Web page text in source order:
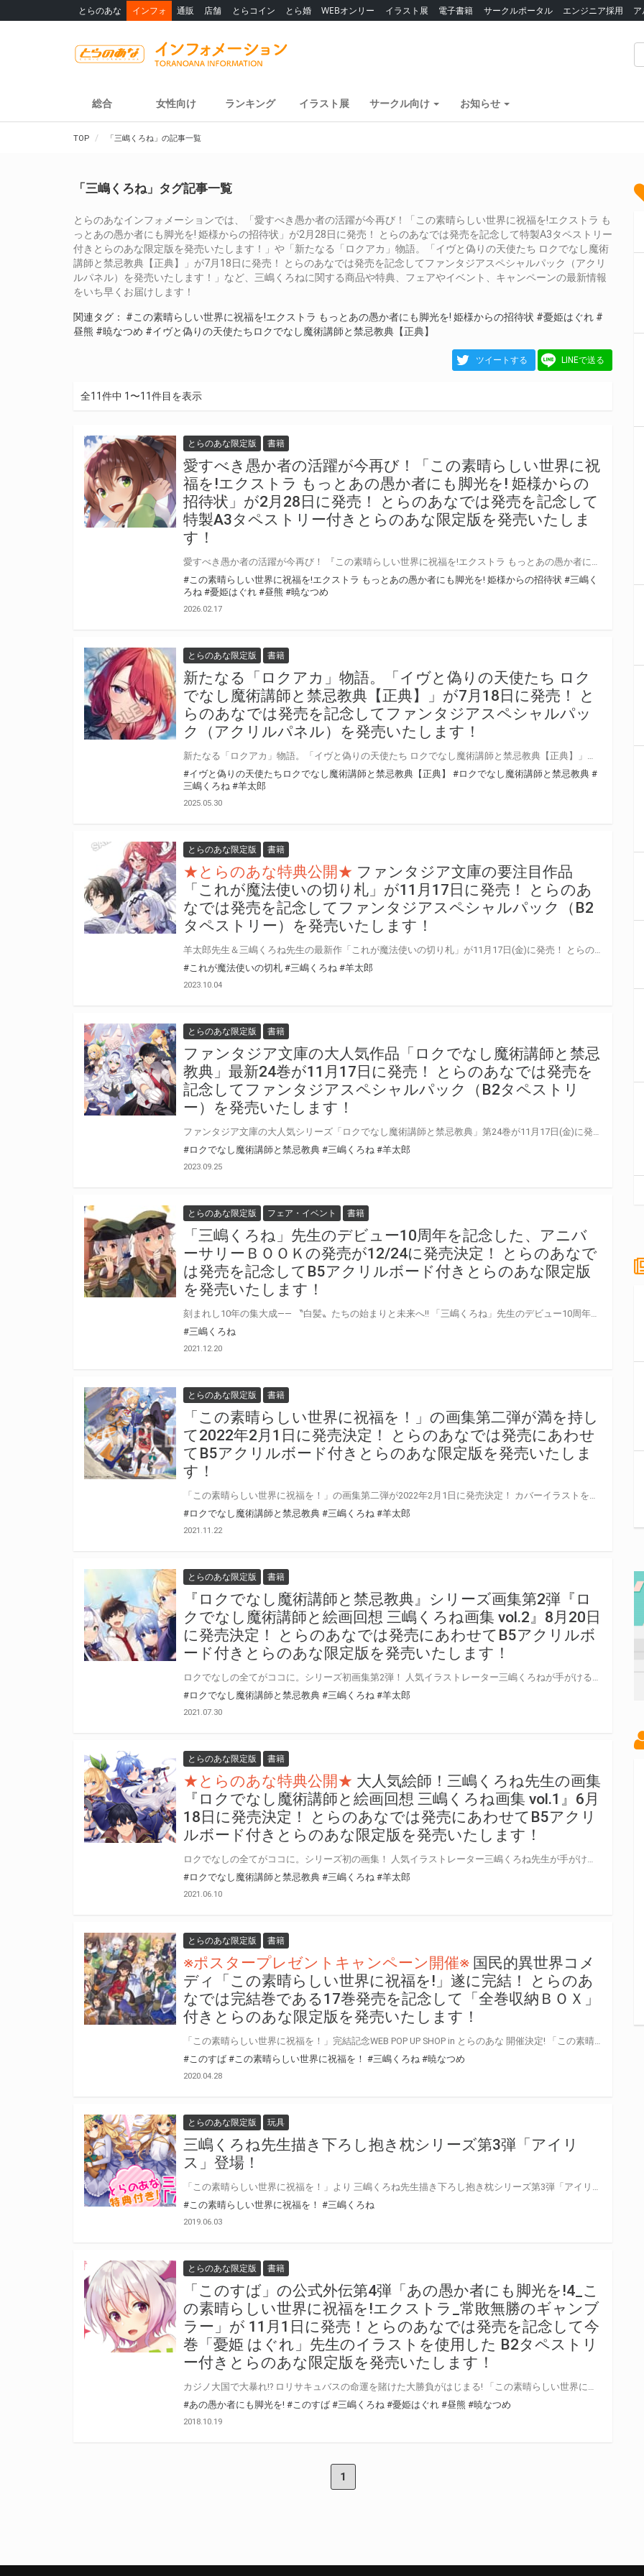
とらのあな インフォ 通販 店舗 とらコイン とら婚 WEBオンリー イラスト展 電子書籍 サークルポータル エンジニア採用
総合 女性向け ランキング イラスト展 サークル向け お知らせ
TOP 「三嶋くろね」の記事一覧
「三嶋くろね」タグ記事一覧
とらのあなインフォメーションでは、「愛すべき愚か者の活躍が今再び！「この素晴らしい世界に祝福を!エクストラ も
っとあの愚か者にも脚光を! 姫様からの招待状」が2月28日に発売！ とらのあなでは発売を記念して特製A3タペストリー
付きとらのあな限定版を発売いたします！」や「新たなる「ロクアカ」物語。「イヴと偽りの天使たち ロクでなし魔術
講師と禁忌教典【正典】」が7月18日に発売！ とらのあなでは発売を記念してファンタジアスペシャルパック（アクリ
ルパネル）を発売いたします！」など、三嶋くろねに関する商品や特典、フェアやイベント、キャンペーンの最新情報
をいち早くお届けします！
関連タグ： #この素晴らしい世界に祝福を!エクストラ もっとあの愚か者にも脚光を! 姫様からの招待状 #憂姫はぐれ #
昼熊 #暁なつめ #イヴと偽りの天使たちロクでなし魔術講師と禁忌教典【正典】
ツイートする LINEで送る
全11件中 1〜11件目を表示
とらのあな限定版 書籍
愛すべき愚か者の活躍が今再び！「この素晴らしい世界に祝
福を!エクストラ もっとあの愚か者にも脚光を! 姫様からの
招待状」が2月28日に発売！ とらのあなでは発売を記念して
特製A3タペストリー付きとらのあな限定版を発売いたしま
す！
#この素晴らしい世界に祝福を!エクストラ もっとあの愚か者にも脚光を! 姫様からの招待状 #三嶋く
ろね #憂姫はぐれ #昼熊 #暁なつめ
2026.02.17
とらのあな限定版 書籍
新たなる「ロクアカ」物語。「イヴと偽りの天使たち ロク
でなし魔術講師と禁忌教典【正典】」が7月18日に発売！ と
らのあなでは発売を記念してファンタジアスペシャルパッ
ク（アクリルパネル）を発売いたします！
#イヴと偽りの天使たちロクでなし魔術講師と禁忌教典【正典】
#ロクでなし魔術講師と禁忌教典 #
三嶋くろね #羊太郎
2025.05.30
とらのあな限定版 書籍
★とらのあな特典公開★ ファンタジア文庫の要注目作品
「これが魔法使いの切り札」が11月17日に発売！ とらのあ
なでは発売を記念してファンタジアスペシャルパック（B2
タペストリー）を発売いたします！
#これが魔法使いの切札 #三嶋くろね #羊太郎
2023.10.04
とらのあな限定版 書籍
ファンタジア文庫の大人気作品「ロクでなし魔術講師と禁忌
教典」最新24巻が11月17日に発売！ とらのあなでは発売を
記念してファンタジアスペシャルパック（B2タペストリ
ー）を発売いたします！
#ロクでなし魔術講師と禁忌教典 #三嶋くろね #羊太郎
2023.09.25
とらのあな限定版 フェア・イベント 書籍
「三嶋くろね」先生のデビュー10周年を記念した、アニバ
ーサリーＢＯＯＫの発売が12/24に発売決定！ とらのあなで
は発売を記念してB5アクリルボード付きとらのあな限定版
を発売いたします！
#三嶋くろね
2021.12.20
とらのあな限定版 書籍
「この素晴らしい世界に祝福を！」の画集第二弾が満を持し
て2022年2月1日に発売決定！ とらのあなでは発売にあわせ
てB5アクリルボード付きとらのあな限定版を発売いたしま
す！
#ロクでなし魔術講師と禁忌教典 #三嶋くろね #羊太郎
2021.11.22
とらのあな限定版 書籍
『ロクでなし魔術講師と禁忌教典』シリーズ画集第2弾『ロ
クでなし魔術講師と絵画回想 三嶋くろね画集 vol.2』8月20日
に発売決定！ とらのあなでは発売にあわせてB5アクリルボ
ード付きとらのあな限定版を発売いたします！
#ロクでなし魔術講師と禁忌教典 #三嶋くろね #羊太郎
2021.07.30
とらのあな限定版 書籍
★とらのあな特典公開★ 大人気絵師！三嶋くろね先生の画集
『ロクでなし魔術講師と絵画回想 三嶋くろね画集 vol.1』6月
18日に発売決定！ とらのあなでは発売にあわせてB5アクリ
ルボード付きとらのあな限定版を発売いたします！
#ロクでなし魔術講師と禁忌教典 #三嶋くろね #羊太郎
2021.06.10
とらのあな限定版 書籍
※ポスタープレゼントキャンペーン開催※ 国民的異世界コメ
ディ「この素晴らしい世界に祝福を!」遂に完結！ とらのあ
なでは完結巻である17巻発売を記念して「全巻収納ＢＯＸ」
付きとらのあな限定版を発売いたします！
#このすば #この素晴らしい世界に祝福を！ #三嶋くろね #暁なつめ
2020.04.28
とらのあな限定版 玩具
三嶋くろね先生描き下ろし抱き枕シリーズ第3弾「アイリ
ス」登場！
#この素晴らしい世界に祝福を！ #三嶋くろね
2019.06.03
とらのあな限定版 書籍
「このすば」の公式外伝第4弾「あの愚か者にも脚光を!4_こ
の素晴らしい世界に祝福を!エクストラ_常敗無勝のギャンブ
ラー」が 11月1日に発売！とらのあなでは発売を記念して今
巻「憂姫 はぐれ」先生のイラストを使用した B2タペストリ
ー付きとらのあな限定版を発売いたします！
#あの愚か者にも脚光を! #このすば #三嶋くろね #憂姫はぐれ #昼熊 #暁なつめ
2018.10.19
1